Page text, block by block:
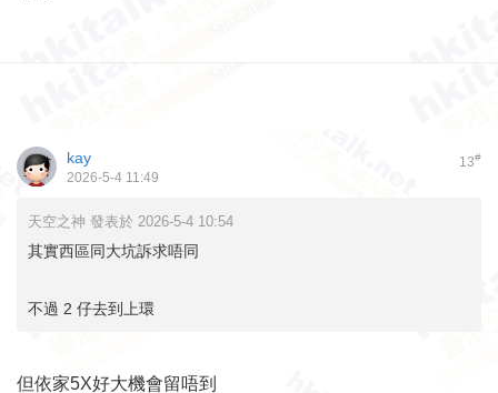
13#
kay
2026-5-4 11:49
天空之神 發表於 2026-5-4 10:54
其實西區同大坑訴求唔同
不過 2 仔去到上環
但依家5X好大機會留唔到